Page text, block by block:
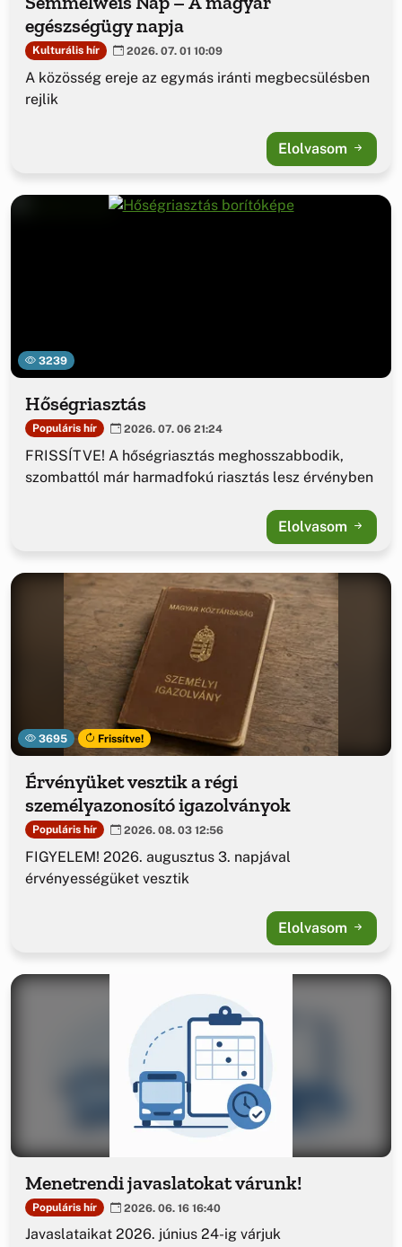
egészségügy napja
Kulturális hír 2026. 07. 01 10:09
A közösség ereje az egymás iránti megbecsülésben
rejlik
Elolvasom
3239
Hőségriasztás
Populáris hír 2026. 07. 06 21:24
FRISSÍTVE! A hőségriasztás meghosszabbodik,
szombattól már harmadfokú riasztás lesz érvényben
Elolvasom
3695 Frissítve!
Érvényüket vesztik a régi
személyazonosító igazolványok
Populáris hír 2026. 08. 03 12:56
FIGYELEM! 2026. augusztus 3. napjával
érvényességüket vesztik
Elolvasom
Menetrendi javaslatokat várunk!
Populáris hír 2026. 06. 16 16:40
Javaslataikat 2026. június 24-ig várjuk